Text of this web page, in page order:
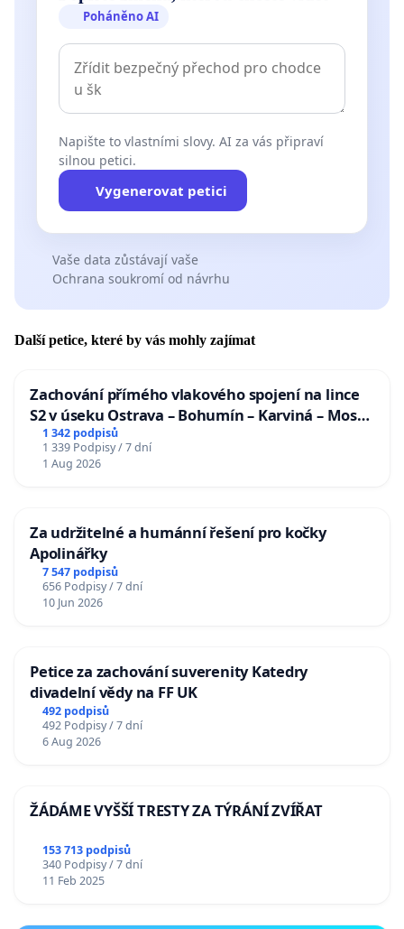
Poháněno AI
Napište to vlastními slovy. AI za vás připraví
silnou petici.
Vygenerovat petici
Vaše data zůstávají vaše
Ochrana soukromí od návrhu
Další petice, které by vás mohly zajímat
Zachování přímého vlakového spojení na lince
S2 v úseku Ostrava – Bohumín – Karviná – Mosty
u Jablunkova
1 342 podpisů
1 339 Podpisy / 7 dní
1 Aug 2026
Za udržitelné a humánní řešení pro kočky
Apolinářky
7 547 podpisů
656 Podpisy / 7 dní
10 Jun 2026
Petice za zachování suverenity Katedry
divadelní vědy na FF UK
492 podpisů
492 Podpisy / 7 dní
6 Aug 2026
ŽÁDÁME VYŠŠÍ TRESTY ZA TÝRÁNÍ ZVÍŘAT
153 713 podpisů
340 Podpisy / 7 dní
11 Feb 2025